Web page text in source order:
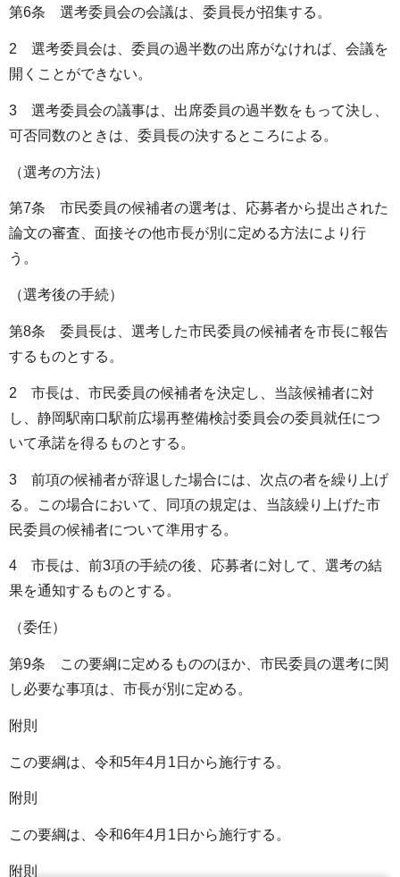
第6条 選考委員会の会議は、委員長が招集する。
2 選考委員会は、委員の過半数の出席がなければ、会議を
開くことができない。
3 選考委員会の議事は、出席委員の過半数をもって決し、
可否同数のときは、委員長の決するところによる。
（選考の方法）
第7条 市民委員の候補者の選考は、応募者から提出された
論文の審査、面接その他市長が別に定める方法により行
う。
（選考後の手続）
第8条 委員長は、選考した市民委員の候補者を市長に報告
するものとする。
2 市長は、市民委員の候補者を決定し、当該候補者に対
し、静岡駅南口駅前広場再整備検討委員会の委員就任につ
いて承諾を得るものとする。
3 前項の候補者が辞退した場合には、次点の者を繰り上げ
る。この場合において、同項の規定は、当該繰り上げた市
民委員の候補者について準用する。
4 市長は、前3項の手続の後、応募者に対して、選考の結
果を通知するものとする。
（委任）
第9条 この要綱に定めるもののほか、市民委員の選考に関
し必要な事項は、市長が別に定める。
附則
この要綱は、令和5年4月1日から施行する。
附則
この要綱は、令和6年4月1日から施行する。
附則